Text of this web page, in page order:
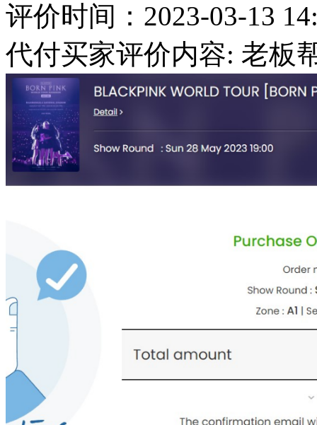
评价时间：2023-03-13
代付买家评价内容: 老板